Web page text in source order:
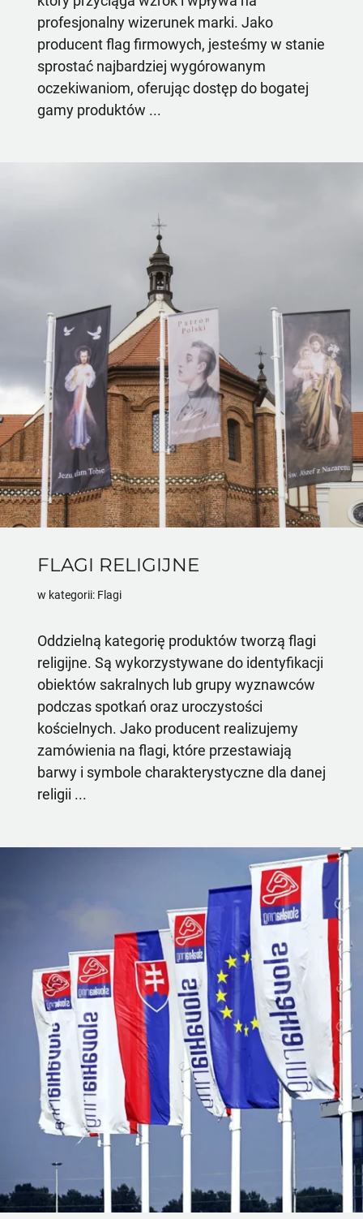
profesjonalny wizerunek marki. Jako
producent flag firmowych, jesteśmy w stanie
sprostać najbardziej wygórowanym
oczekiwaniom, oferując dostęp do bogatej
gamy produktów ...
FLAGI RELIGIJNE
w kategorii: Flagi
Oddzielną kategorię produktów tworzą flagi
religijne. Są wykorzystywane do identyfikacji
obiektów sakralnych lub grupy wyznawców
podczas spotkań oraz uroczystości
kościelnych. Jako producent realizujemy
zamówienia na flagi, które przestawiają
barwy i symbole charakterystyczne dla danej
religii ...